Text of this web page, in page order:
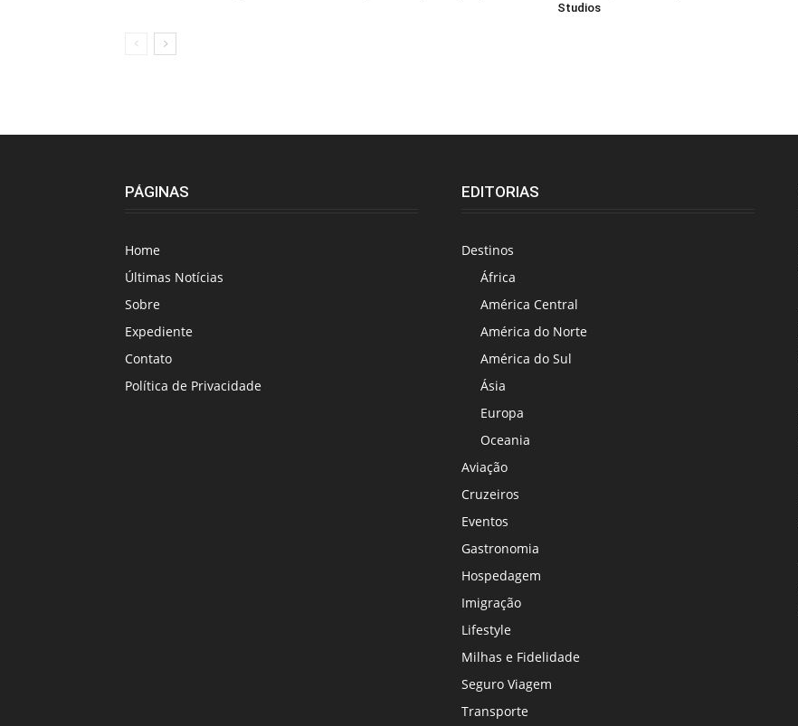
Studios
PÁGINAS
Home
Últimas Notícias
Sobre
Expediente
Contato
Política de Privacidade
EDITORIAS
Destinos
África
América Central
América do Norte
América do Sul
Ásia
Europa
Oceania
Aviação
Cruzeiros
Eventos
Gastronomia
Hospedagem
Imigração
Lifestyle
Milhas e Fidelidade
Seguro Viagem
Transporte